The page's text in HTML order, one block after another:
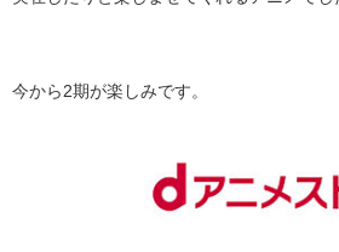
今から2期が楽しみです。